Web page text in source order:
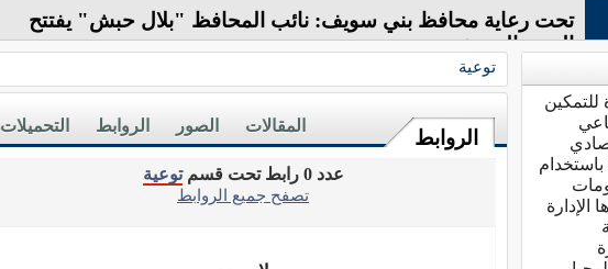
تحت رعاية محافظ بني سويف: نائب المحافظ "بلال حبش" يفتتح
الندوة التعريفية بمبادرة_
توعية
الروابط
التحميلات الروابط الصور المقالات
عدد 0 رابط تحت قسم
توعية
تصفح جميع الروابط
للتمكين
باستخدام
الإدارة